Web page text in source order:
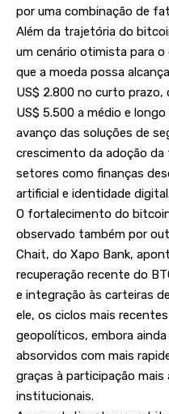
por uma combinação de
Além da trajetória do
um cenário otimista para
que a moeda possa
US$ 2.800 no curto
US$ 5.500 a médio e
avanço das soluções de
crescimento da adoção
setores como finanças
artificial e identidade
O fortalecimento do
observado também por
Chait, do Xapo Bank,
recuperação recente do
e integração às carteiras
ele, os ciclos mais
geopolíticos, embora
absorvidos com mais
graças à participação
institucionais.